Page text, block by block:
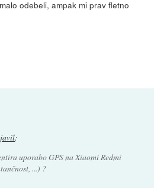
odebeli, ampak mi prav fletno
:
uporabo GPS na Xiaomi Redmi
...) ?